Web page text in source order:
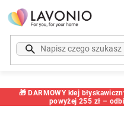
Przejść
do
treści
🎁 DARMOWY klej
powyżej 255 zł –